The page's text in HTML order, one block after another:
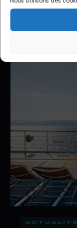
14 Oct 2019·1 de